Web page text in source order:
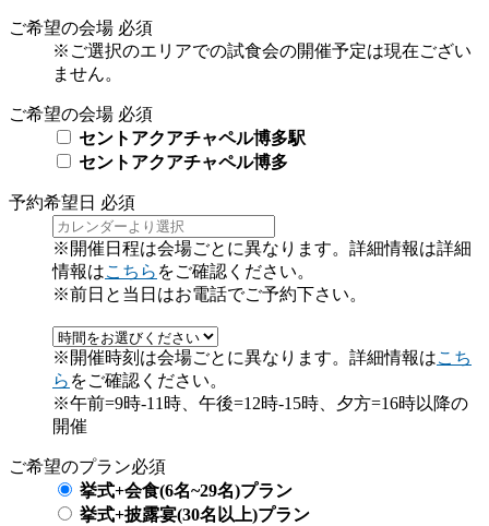
ご希望の会場 必須
※ご選択のエリアでの試食会の開催予定は現在ござい
ません。
ご希望の会場 必須
セントアクアチャペル博多駅
セントアクアチャペル博多
予約希望日 必須
※開催日程は会場ごとに異なります。詳細情報は詳細
情報はこちら をご確認ください。
※前日と当日はお電話でご予約下さい。
※開催時刻は会場ごとに異なります。詳細情報はこち
ら をご確認ください。
※午前=9時-11時、午後=12時-15時、夕方=16時以降の
開催
ご希望のプラン必須
挙式+会食(6名~29名)プラン
挙式+披露宴(30名以上)プラン